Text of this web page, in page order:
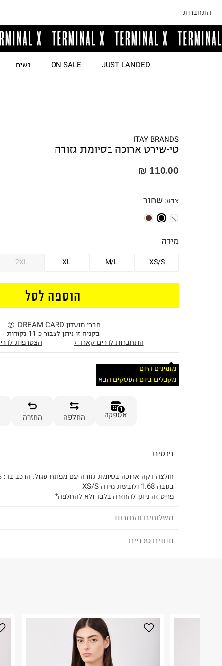
התחברות
JUST LANDED
ON SALE נשים
ITAY BRANDS
טי-שירט ארוכה בסיומת גזורה
110.00 ₪
צבע: שחור
מידה
XS/S
M/L
XL
2XL
הוספה לסל
חברי מועדון DREAM CARD
בקניה זו ניתן לצבור כ 11 נקודות
התחברות לדרים קארד ›
הצטרפות
מזמינים היום
מקבלים ביום העסקים הבא
1
אספקה החלפה החזרה
פרטים
בגובה 1.68 ולובשת מידה XS/S
פריט זה ניתן להחזרה בלבד ולא להחלפה*
משלוחים והחזרות
לבחירת בשיטת המשלוח המתאימה לכם,
לפני החזרת החבילה, חשוב להדביק את מדבקת
במקום בו הודבקה הכתובת שלכם.
פריטים שבירים יש להחזיר עם שליח דרך ממשק
נתונים טכניים